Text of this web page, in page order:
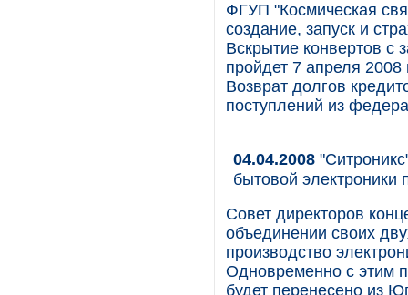
ФГУП "Космическая
создание, запуск и
Вскрытие конвертов с
пройдет 7 апреля
Возврат долгов
поступлений из
04.04.2008
бытовой электроники
Совет директоров
объединении своих
производство
Одновременно с этим
будет перенесено из